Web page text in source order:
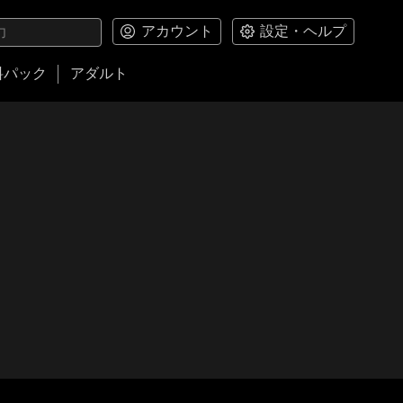
アカウント 設定・ヘルプ
ック アダルト